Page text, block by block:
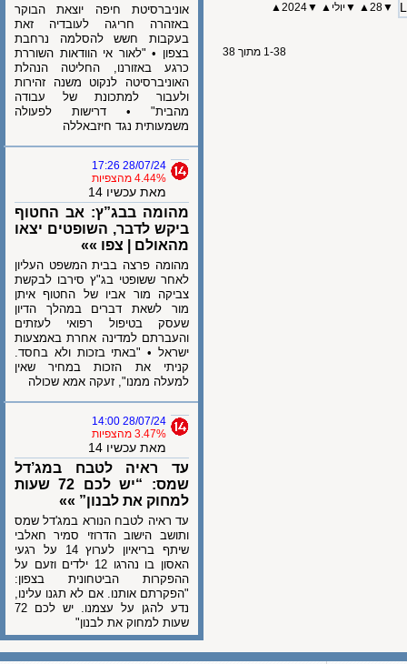
28
▲
▼יולי▲
▼
2024
▲
1-38 מתוך 38
אוניברסיטת חיפה יוצאת הבוקר
באזהרה חריגה לעובדיה זאת
בעקבות חשש להסלמה נרחבת
בצפון • "לאור אי הוודאות השוררת
כרגע באזורנו, החליטה הנהלת
האוניברסיטה לנקוט משנה זהירות
ולעבור למתכונת של עבודה
מהבית" • דרישות לפעולה
משמעותית נגד חיזבאללה
28/07/24 17:26
4.44% מהצפיות
מאת עכשיו 14
מהומה בבג”ץ: אב החטוף
ביקש לדבר, השופטים יצאו
מהאולם | צפו »»
מהומה פרצה בבית המשפט העליון
לאחר ששופטי בג"ץ סירבו לבקשת
צביקה מור אביו של החטוף איתן
מור לשאת דברים במהלך הדיון
שעסק בטיפול רפואי לעזתים
והעברתם למדינה אחרת באמצעות
ישראל • "באתי בזכות ולא בחסד.
קניתי את הזכות במחיר שאין
למעלה ממנו", זעקה אמא שכולה
28/07/24 14:00
3.47% מהצפיות
מאת עכשיו 14
עד ראיה לטבח במג’דל
שמס: “יש לכם 72 שעות
למחוק את לבנון” »»
עד ראיה לטבח הנורא במג'דל שמס
ותושב הישוב הדרוזי סמיר חאלבי
שיתף בריאיון לערוץ 14 על רגעי
האסון בו נהרגו 12 ילדים וזעם על
ההפקרות הביטחונית בצפון:
"הפקרתם אותנו. אם לא תגנו עלינו,
נדע להגן על עצמנו. יש לכם 72
שעות למחוק את לבנון"